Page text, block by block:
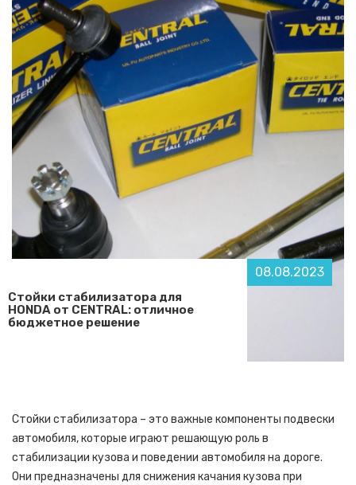
Стойки стабилизатора для
HONDA от CENTRAL: отличное
бюджетное решение
08.08.2023
Стойки стабилизатора – это важные компоненты подвески
автомобиля, которые играют решающую роль в
стабилизации кузова и поведении автомобиля на дороге.
Они предназначены для снижения качания кузова при